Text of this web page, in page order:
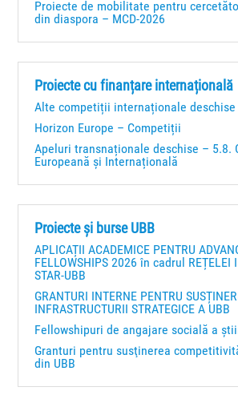
Proiecte de mobilitate pentru
din diaspora – MCD-2026
Proiecte cu finanțare internațională
Alte competiții internaționale deschise
Horizon Europe – Competiții
Apeluri transnaționale deschise – 5.8.
Europeană și Internațională
Proiecte și burse UBB
APLICAȚII ACADEMICE PENTRU
FELLOWSHIPS 2026 în cadrul REȚELEI
STAR-UBB
GRANTURI INTERNE PENTRU
INFRASTRUCTURII STRATEGICE A UBB
Fellowshipuri de angajare socială a
Granturi pentru susţinerea
din UBB